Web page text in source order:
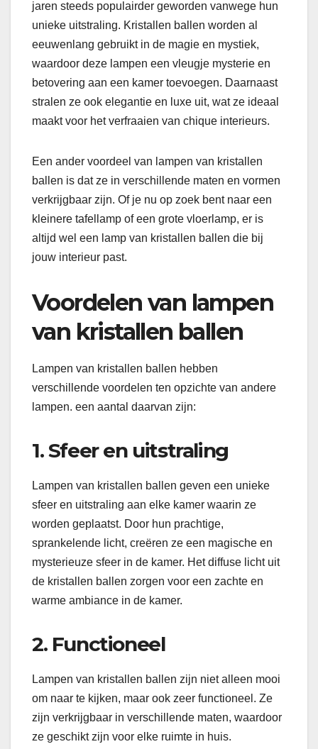
jaren steeds populairder geworden vanwege hun
unieke uitstraling. Kristallen ballen worden al
eeuwenlang gebruikt in de magie en mystiek,
waardoor deze lampen een vleugje mysterie en
betovering aan een kamer toevoegen. Daarnaast
stralen ze ook elegantie en luxe uit, wat ze ideaal
maakt voor het verfraaien van chique interieurs.
Een ander voordeel van lampen van kristallen
ballen is dat ze in verschillende maten en vormen
verkrijgbaar zijn. Of je nu op zoek bent naar een
kleinere tafellamp of een grote vloerlamp, er is
altijd wel een lamp van kristallen ballen die bij
jouw interieur past.
Voordelen van lampen
van kristallen ballen
Lampen van kristallen ballen hebben
verschillende voordelen ten opzichte van andere
lampen. een aantal daarvan zijn:
1. Sfeer en uitstraling
Lampen van kristallen ballen geven een unieke
sfeer en uitstraling aan elke kamer waarin ze
worden geplaatst. Door hun prachtige,
sprankelende licht, creëren ze een magische en
mysterieuze sfeer in de kamer. Het diffuse licht uit
de kristallen ballen zorgen voor een zachte en
warme ambiance in de kamer.
2. Functioneel
Lampen van kristallen ballen zijn niet alleen mooi
om naar te kijken, maar ook zeer functioneel. Ze
zijn verkrijgbaar in verschillende maten, waardoor
ze geschikt zijn voor elke ruimte in huis.